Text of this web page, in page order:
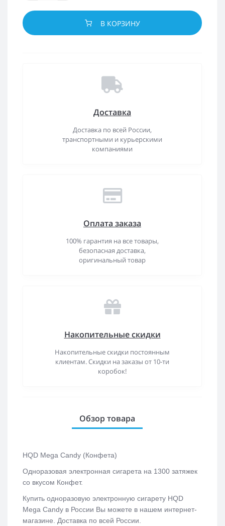
В КОРЗИНУ
Доставка
Доставка по всей России,
транспортными и курьерскими
компаниями
Оплата заказа
100% гарантия на все товары,
безопасная доставка,
оригинальный товар
Накопительные скидки
Накопительные скидки постоянным
клиентам. Скидки на заказы от 10-ти
коробок!
Обзор товара
HQD Mega Candy (Конфета)
Одноразовая электронная сигарета на 1300 затяжек
со вкусом Конфет.
Купить одноразовую электронную сигарету HQD
Mega Candy в России Вы можете в нашем интернет-
магазине. Доставка по всей России.